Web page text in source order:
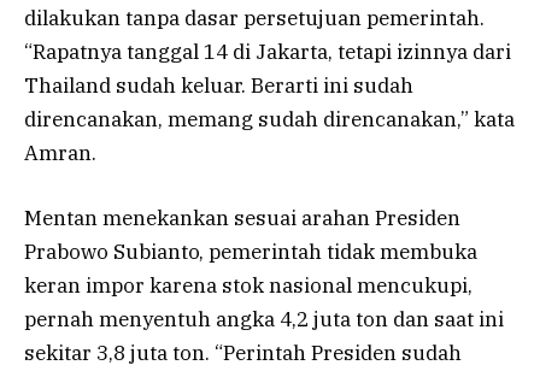
dilakukan tanpa dasar persetujuan pemerintah.
“Rapatnya tanggal 14 di Jakarta, tetapi izinnya dari
Thailand sudah keluar. Berarti ini sudah
direncanakan, memang sudah direncanakan,” kata
Amran.
Mentan menekankan sesuai arahan Presiden
Prabowo Subianto, pemerintah tidak membuka
keran impor karena stok nasional mencukupi,
pernah menyentuh angka 4,2 juta ton dan saat ini
sekitar 3,8 juta ton. “Perintah Presiden sudah